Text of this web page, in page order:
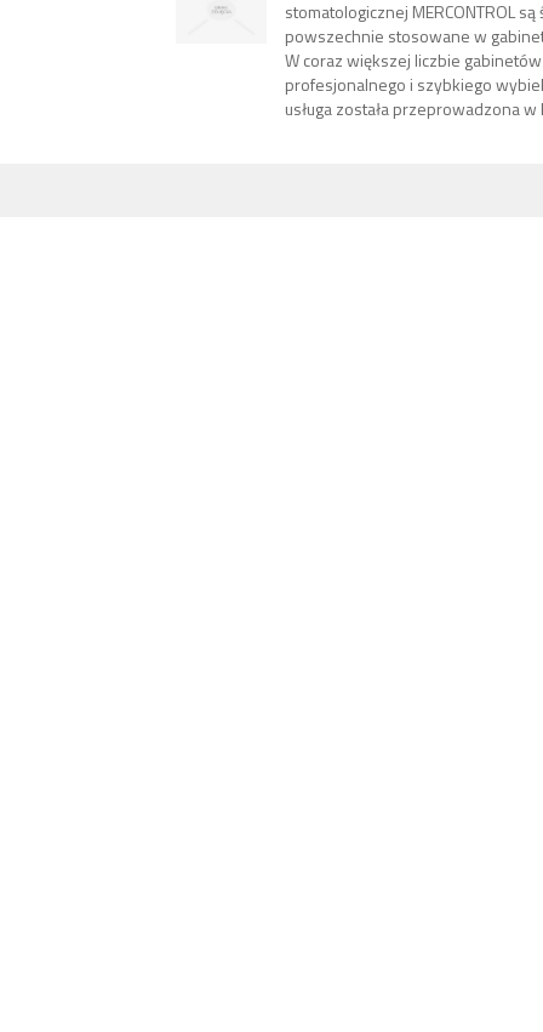
stomatologicznej MERCONTROL
powszechnie stosowane w
W coraz większej liczbie
profesjonalnego i szybkiego
usługa została przeprowadzona